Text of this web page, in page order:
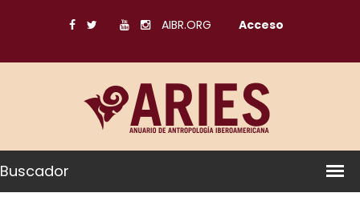
AIBR.ORG Acceso
Buscador